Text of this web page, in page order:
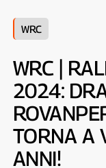
WRC
WRC |
2024:
TORNA A
ANNI!